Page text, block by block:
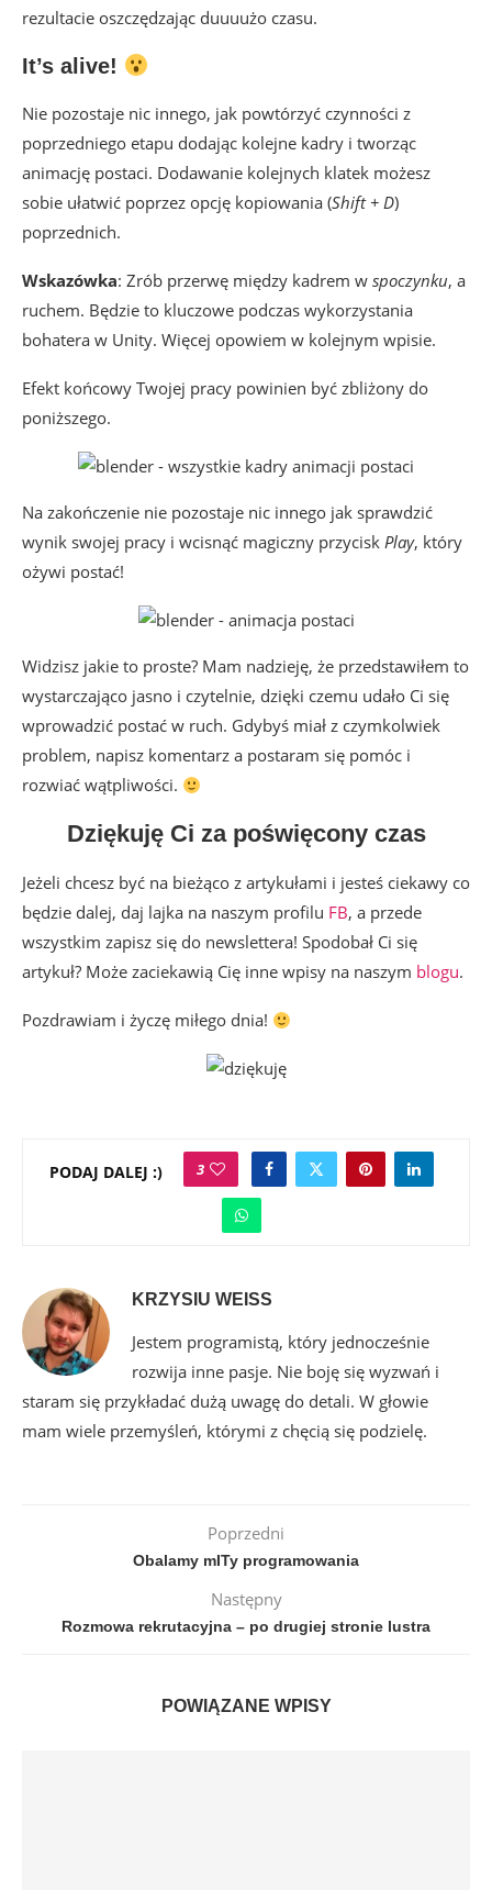
rezultacie oszczędzając duuuużo czasu.
It’s alive!
Nie pozostaje nic innego, jak powtórzyć czynności z
poprzedniego etapu dodając kolejne kadry i tworząc
animację postaci. Dodawanie kolejnych klatek możesz
sobie ułatwić poprzez opcję kopiowania (Shift + D)
poprzednich.
Wskazówka: Zrób przerwę między kadrem w spoczynku, a
ruchem. Będzie to kluczowe podczas wykorzystania
bohatera w Unity. Więcej opowiem w kolejnym wpisie.
Efekt końcowy Twojej pracy powinien być zbliżony do
poniższego.
Na zakończenie nie pozostaje nic innego jak sprawdzić
wynik swojej pracy i wcisnąć magiczny przycisk Play, który
ożywi postać!
Widzisz jakie to proste? Mam nadzieję, że przedstawiłem to
wystarczająco jasno i czytelnie, dzięki czemu udało Ci się
wprowadzić postać w ruch. Gdybyś miał z czymkolwiek
problem, napisz komentarz a postaram się pomóc i
rozwiać wątpliwości.
Dziękuję Ci za poświęcony czas
Jeżeli chcesz być na bieżąco z artykułami i jesteś ciekawy co
będzie dalej, daj lajka na naszym profilu FB, a przede
wszystkim zapisz się do newslettera! Spodobał Ci się
artykuł? Może zaciekawią Cię inne wpisy na naszym blogu.
Pozdrawiam i życzę miłego dnia!
PODAJ DALEJ :) 3
KRZYSIU WEISS
Jestem programistą, który jednocześnie
rozwija inne pasje. Nie boję się wyzwań i
staram się przykładać dużą uwagę do detali. W głowie
mam wiele przemyśleń, którymi z chęcią się podzielę.
Poprzedni
Obalamy mITy programowania
Następny
Rozmowa rekrutacyjna – po drugiej stronie lustra
POWIĄZANE WPISY